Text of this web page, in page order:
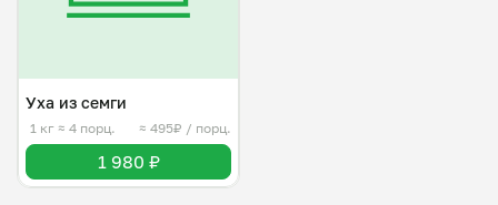
Уха из семги
1 кг ≈ 4 порц. ≈ 495₽ / порц.
1 980 ₽